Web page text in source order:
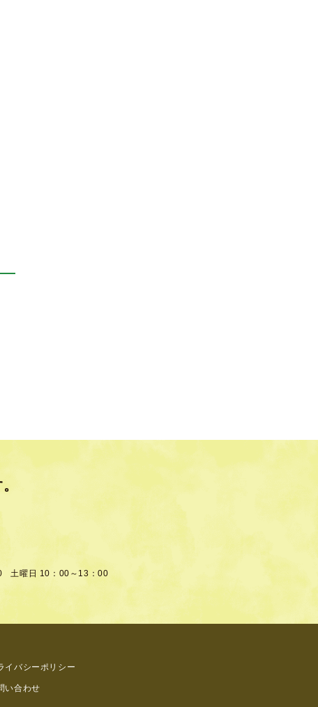
土曜日 10：00～13：00
イバシーポリシー
い合わせ